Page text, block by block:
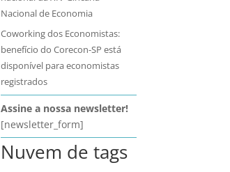
Nacional de Economia
Coworking dos Economistas:
benefício do Corecon-SP está
disponível para economistas
registrados
Assine a nossa newsletter!
[newsletter_form]
Nuvem de tags